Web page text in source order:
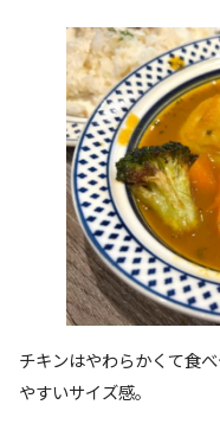
チキンはやわらかくて食
やすいサイズ感。